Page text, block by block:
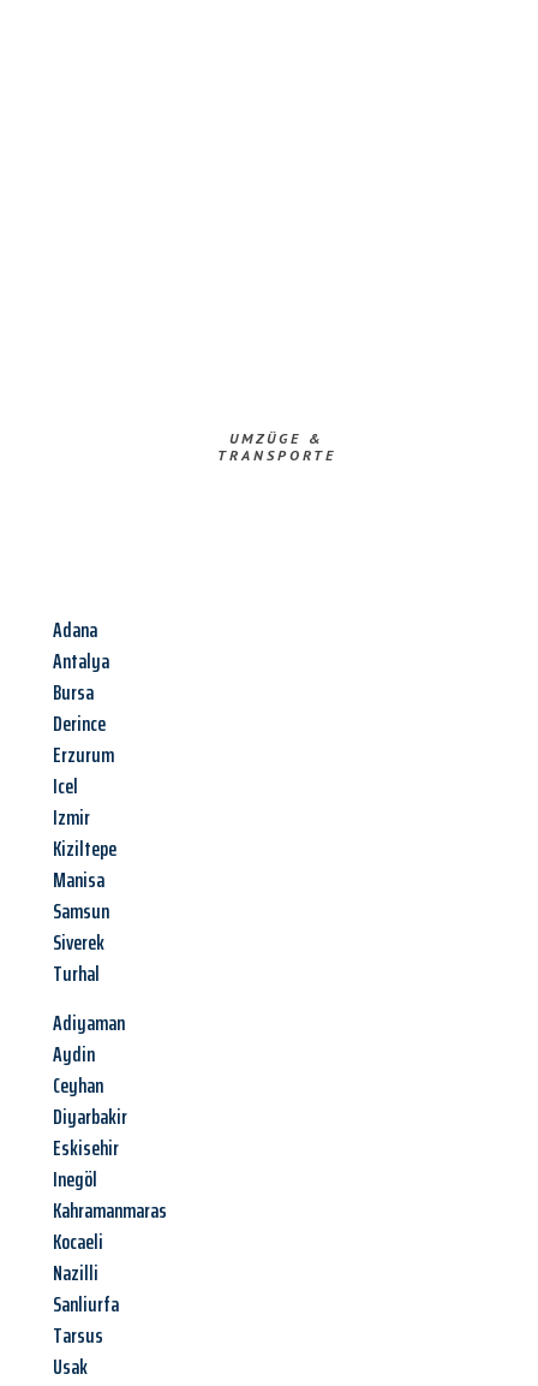
UMZÜGE &
TRANSPORTE
Adana
Antalya
Bursa
Derince
Erzurum
Icel
Izmir
Kiziltepe
Manisa
Samsun
Siverek
Turhal
Adiyaman
Aydin
Ceyhan
Diyarbakir
Eskisehir
Inegöl
Kahramanmaras
Kocaeli
Nazilli
Sanliurfa
Tarsus
Usak